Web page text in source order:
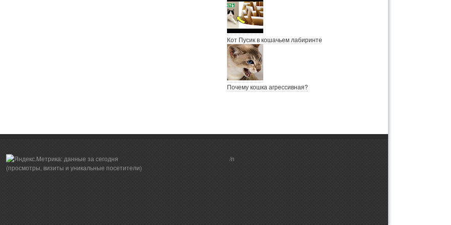
Кот Пусик в кошачьем лабиринте
Почему кошка агрессивная?
/n